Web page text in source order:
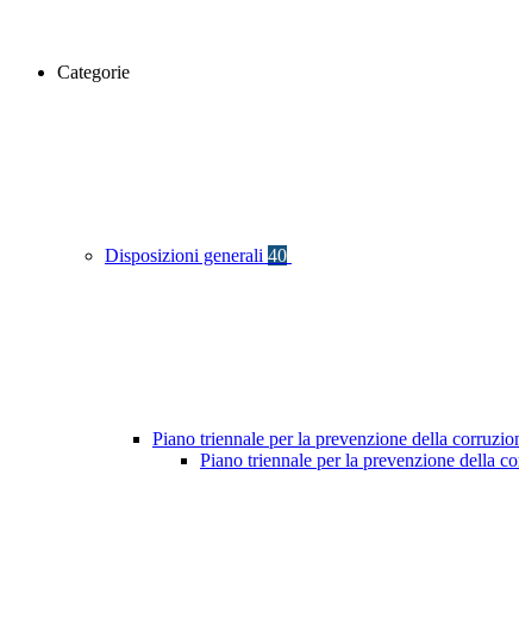
Categorie
Disposizioni generali 40
Piano triennale per la prevenzione della
Piano triennale per la prevenzione della